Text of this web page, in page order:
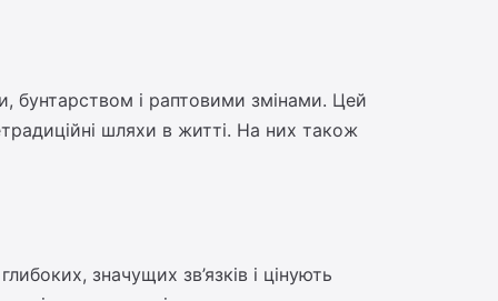
бунтарством і раптовими змінами. Цей
шляхи в житті. На них також
значущих зв’язків і цінують